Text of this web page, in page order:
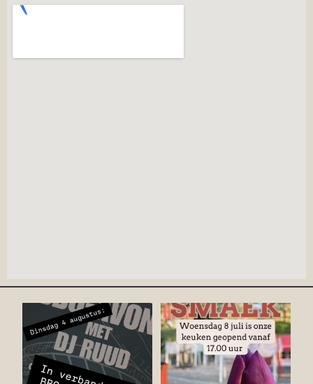
4 0
Komende woensdagmiddag is
onze keuken geopend...
4 0